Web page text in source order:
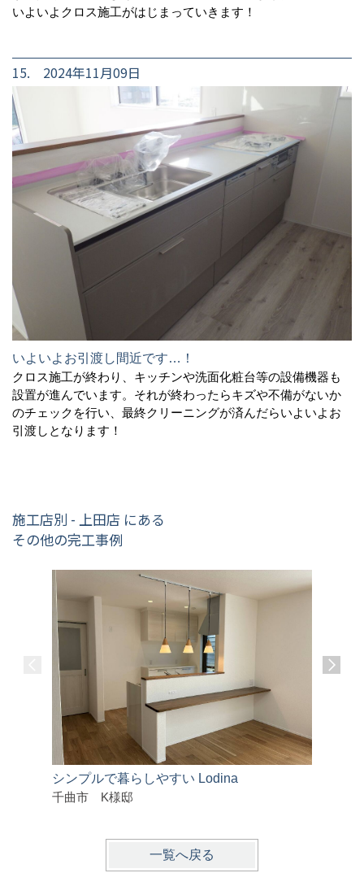
いよいよクロス施工がはじまっていきます！
15. 2024年11月09日
いよいよお引渡し間近です…！
クロス施工が終わり、キッチンや洗面化粧台等の設備機器も
設置が進んでいます。それが終わったらキズや不備がないか
のチェックを行い、最終クリーニングが済んだらいよいよお
引渡しとなります！
施工店別 - 上田店 にある
その他の完工事例
シンプルで暮らしやすい Lodina
千曲市 K様邸
一覧へ戻る